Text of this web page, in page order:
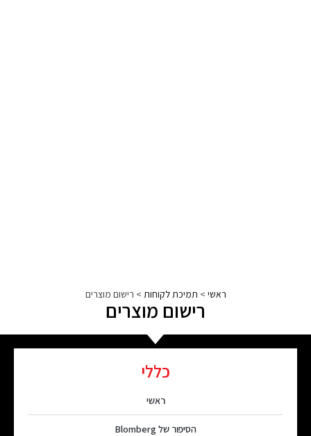
ראשי > תמיכת לקוחות > רישום מוצרים
רישום מוצרים
כללי
ראשי
הסיפור של Blomberg